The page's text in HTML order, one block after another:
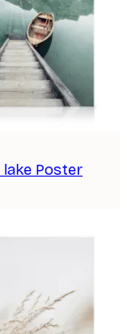
Poster